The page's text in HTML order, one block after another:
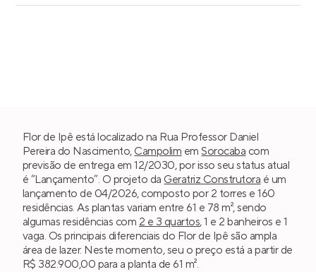
Flor de Ipê está localizado na Rua Professor Daniel
Pereira do Nascimento, Campolim emSorocaba com
previsão de entrega em 12/2030, por isso seu status atual
é “Lançamento”. O projeto da Geratriz Construtora é um
lançamento de 04/2026, composto por 2 torres e 160
residências. As plantas variam entre 61 e 78 m², sendo
algumas residências com 2 e 3 quartos, 1 e 2 banheiros e 1
vaga. Os principais diferenciais do Flor de Ipê são ampla
área de lazer. Neste momento, seu o preço está a partir de
R$ 382.900,00 para a planta de 61 m².